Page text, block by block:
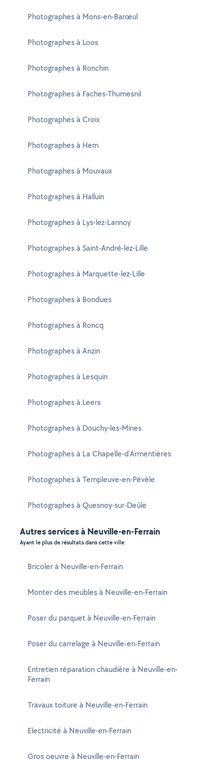
Photographes à Mons-en-Barœul
Photographes à Loos
Photographes à Ronchin
Photographes à Faches-Thumesnil
Photographes à Croix
Photographes à Hem
Photographes à Mouvaux
Photographes à Halluin
Photographes à Lys-lez-Lannoy
Photographes à Saint-André-lez-Lille
Photographes à Marquette-lez-Lille
Photographes à Bondues
Photographes à Roncq
Photographes à Anzin
Photographes à Lesquin
Photographes à Leers
Photographes à Douchy-les-Mines
Photographes à La Chapelle-d'Armentières
Photographes à Templeuve-en-Pévèle
Photographes à Quesnoy-sur-Deûle
Autres services à Neuville-en-Ferrain
Ayant le plus de résultats dans cette ville
Bricoler à Neuville-en-Ferrain
Monter des meubles à Neuville-en-Ferrain
Poser du parquet à Neuville-en-Ferrain
Poser du carrelage à Neuville-en-Ferrain
Entretien réparation chaudière à Neuville-en-
Ferrain
Travaux toiture à Neuville-en-Ferrain
Electricité à Neuville-en-Ferrain
Gros oeuvre à Neuville-en-Ferrain